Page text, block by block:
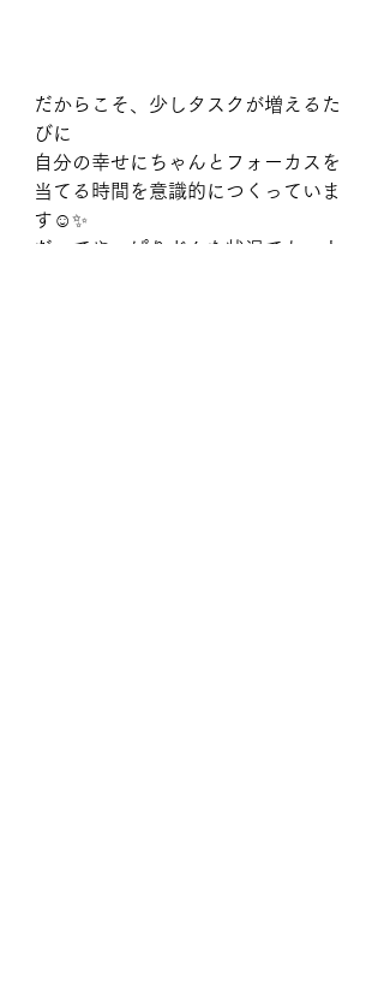
だからこそ、少しタスクが増えるた
びに
自分の幸せにちゃんとフォーカスを
当てる時間を意識的につくっていま
す☺️✨
だってやっぱりどんな状況でも、人